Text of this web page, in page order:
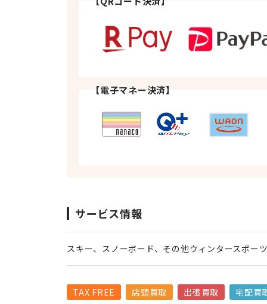
【電子マネー決済】
サービス情報
スキー、スノーボード、その他ウィンタースポー
TAX FREE 店頭買取 出張買取 宅配買